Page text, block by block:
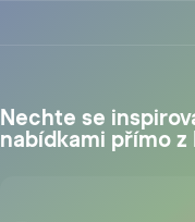
Nechte se
nabídkami přímo z